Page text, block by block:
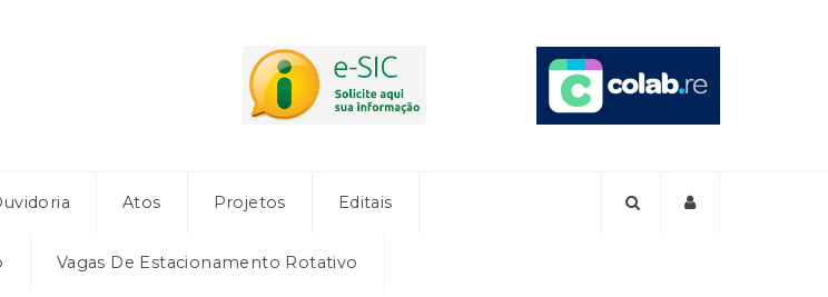
Atos Projetos Editais
Vagas De Estacionamento Rotativo